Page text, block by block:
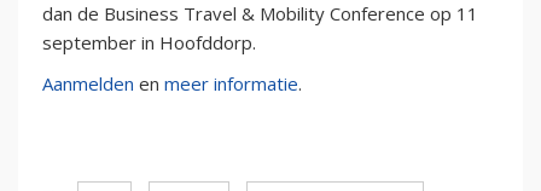
dan de Business Travel & Mobility Conference op 11
september in Hoofddorp.
Aanmelden en meer informatie.